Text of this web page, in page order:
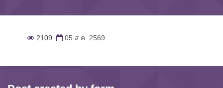
2109 05 ส.ค. 2569